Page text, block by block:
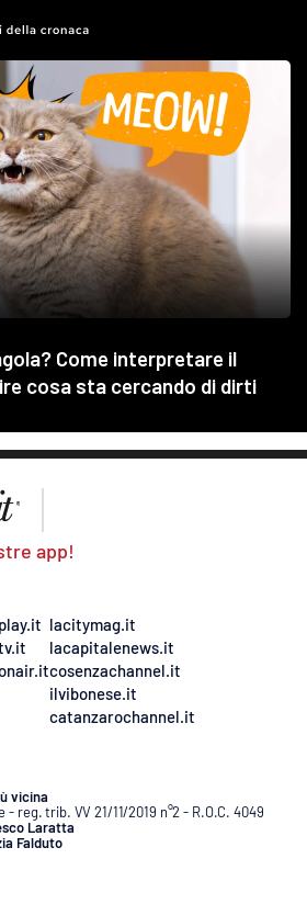
app!
lacitymag.it
lacapitalenews.it
cosenzachannel.it
ilvibonese.it
catanzarochannel.it
vicina
reg. trib. VV 21/11/2019 n°2 - R.O.C. 4049
Laratta
Falduto